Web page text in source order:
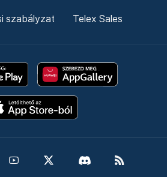
szabályzat Telex Sales